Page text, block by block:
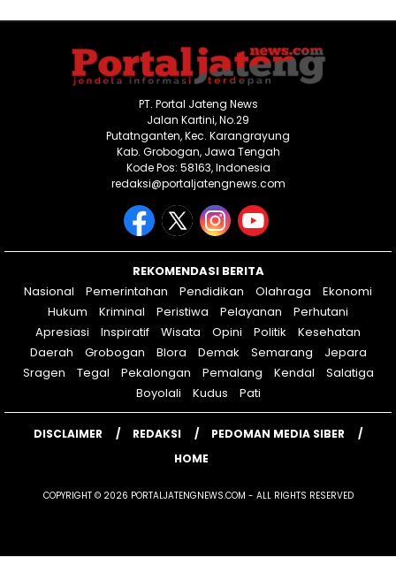
PT. Portal Jateng News
Jalan Kartini, No.29
Putatnganten, Kec. Karangrayung
Kab. Grobogan, Jawa Tengah
Kode Pos: 58163, Indonesia
redaksi@portaljatengnews.com
REKOMENDASI BERITA
Nasional
Pemerintahan Pendidikan Olahraga
Ekonomi
Hukum
Kriminal Peristiwa Pelayanan
Perhutani
Apresiasi
Inspiratif Wisata Opini Politik
Kesehatan
Daerah
Grobogan Blora Demak Semarang
Jepara
Sragen
Tegal Pekalongan Pemalang Kendal
Salatiga
Boyolali
Kudus Pati
DISCLAIMER REDAKSI
PEDOMAN MEDIA SIBER
HOME
COPYRIGHT © 2026 PORTALJATENGNEWS.COM - ALL RIGHTS RESERVED